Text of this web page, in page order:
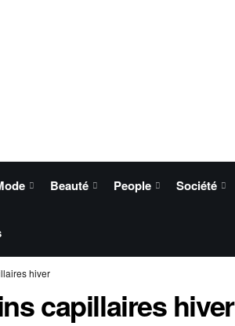
Beauté People Société
hiver
capillaires hiver